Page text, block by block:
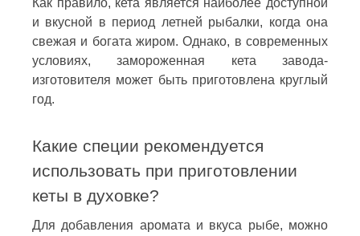
и вкусной в период летней рыбалки, когда она
свежая и богата жиром. Однако, в современных
условиях, замороженная кета завода-
изготовителя может быть приготовлена круглый
год.
Какие специи рекомендуется
использовать при приготовлении
кеты в духовке?
Для добавления аромата и вкуса рыбе, можно